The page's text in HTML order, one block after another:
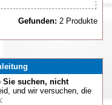
Gefunden: 2 Produkte
Sie suchen, nicht
und wir versuchen, die